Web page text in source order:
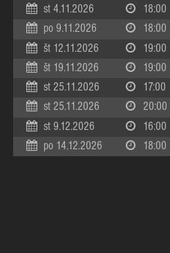
st 4.11.2026 18:00
po 9.11.2026 18:00
št 12.11.2026 19:00
št 19.11.2026 19:00
st 25.11.2026 17:00
st 25.11.2026 20:00
st 9.12.2026 16:00
po 14.12.2026 18:00